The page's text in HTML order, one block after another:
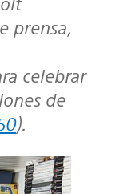
prensa,
celebrar
de
).